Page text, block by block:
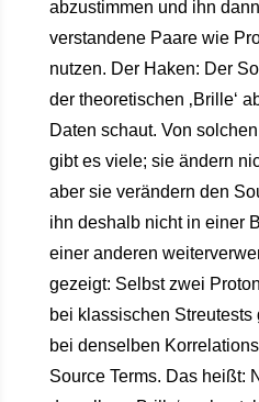
abzustimmen und ihn
verstandene Paare wie
nutzen. Der Haken: Der
der theoretischen ‚Brille‘
Daten schaut. Von
gibt es viele; sie ändern
aber sie verändern den
ihn deshalb nicht in einer
einer anderen
gezeigt: Selbst zwei
bei klassischen
bei denselben
Source Terms. Das heißt: